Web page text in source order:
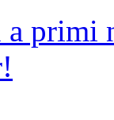
a primi